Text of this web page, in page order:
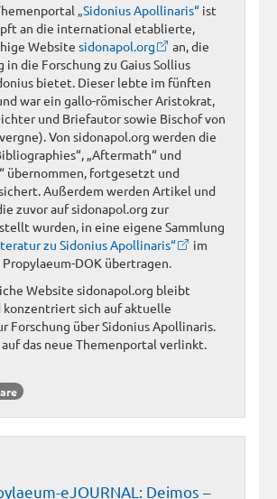
„Sidonius Apollinaris“ ist
an die international etablierte,
Website sidonapol.org
an, die
in die Forschung zu Gaius Sollius
bietet. Dieser lebte im fünften
war ein gallo-römischer Aristokrat,
und Briefautor sowie Bischof von
Von sidonapol.org werden die
„Aftermath“ und
übernommen, fortgesetzt und
Außerdem werden Artikel und
zuvor auf sidonapol.org zur
wurden, in eine eigene Sammlung
zu Sidonius Apollinaris“
im
DOK übertragen.
Website sidonapol.org bleibt
konzentriert sich auf aktuelle
Forschung über Sidonius Apollinaris.
das neue Themenportal verlinkt.
eJOURNAL: Deimos –